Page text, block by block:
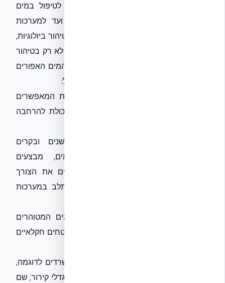
השוק מציע כיום מגוון רחב של מערכות לטיפול במים
אפורים, החל מפתרונות פשוטים יחסית ועד למערכות
מורכבות ומתקדמות, המשלבות טכנולוגיות טיהור ביולוגיות,
כימיות ופיזיקליות. הגישה המתקדמת דוגלת לא רק בטיהור
נקודתי, אלא בשילוב הוליסטי של מערכות המים האפורים
כחלק אינטגרלי מתכנון המבנה הירוק. זה כולל:
פתרונות המאפשרים
התאמה למגוון גדלים וצורכי בניינים, עם יכולת להרחבה
שימוש בחיישנים ובקרים
אוטומטיים המנטרים את איכות המים, מבצעים
אופטימיזציה של תהליכי הטיפול ומפחיתים את הצורך
בתחזוקה ידנית. מערכות אלו יכולות להשתלב במערכות
שימוש במים המטוהרים
להשקיית גינות, צמחייה בגגות ירוקים ואף שטחים חקלאיים
בבנייני משרדים לדוגמה,
ניתן לשקול שימוש במים אפורים טפולים במגדלי קירור, שם